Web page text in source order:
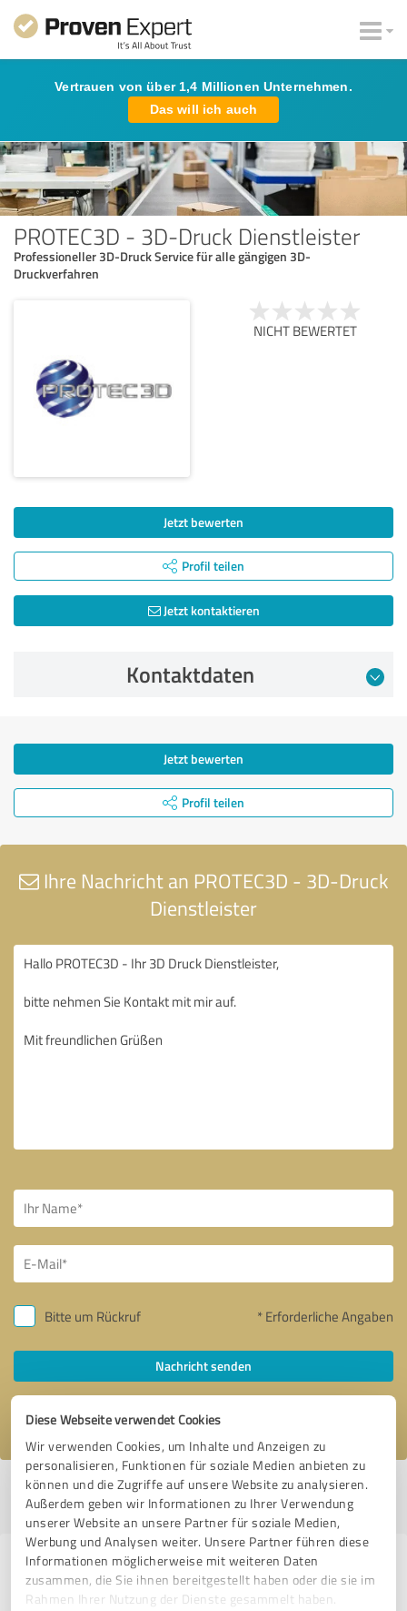
Diese Webseite verwendet Cookies
Wir verwenden Cookies, um Inhalte und Anzeigen zu
personalisieren, Funktionen für soziale Medien anbieten zu
können und die Zugriffe auf unsere Website zu analysieren.
Außerdem geben wir Informationen zu Ihrer Verwendung
unserer Website an unsere Partner für soziale Medien,
Werbung und Analysen weiter. Unsere Partner führen diese
Informationen möglicherweise mit weiteren Daten
zusammen, die Sie ihnen bereitgestellt haben oder die sie im
Rahmen Ihrer Nutzung der Dienste gesammelt haben.
Vertrauen von über 1,4 Millionen Unternehmen.
Das will ich auch
PROTEC3D - 3D-Druck Dienstleister
Professioneller 3D-Druck Service für alle gängigen 3D-
Druckverfahren
NICHT BEWERTET
Jetzt bewerten
Profil teilen
Jetzt kontaktieren
Kontaktdaten
Jetzt bewerten
Profil teilen
Ihre Nachricht an PROTEC3D - 3D-Druck
Dienstleister
Bitte um Rückruf * Erforderliche Angaben
Nachricht senden
Ich stimme den Datenschutzbestimmungen
Profil aktiv seit 07.05.2024 |Letzte Aktualisierung: 19.05.2026|Profil
melden
Erfahrungen zu weiteren
Anbietern aus dem Bereich